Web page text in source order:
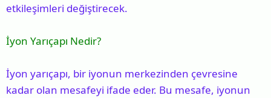
etkileşimleri değiştirecek.
İyon Yarıçapı Nedir?
İyon yarıçapı, bir iyonun merkezinden çevresine
kadar olan mesafeyi ifade eder. Bu mesafe, iyonun